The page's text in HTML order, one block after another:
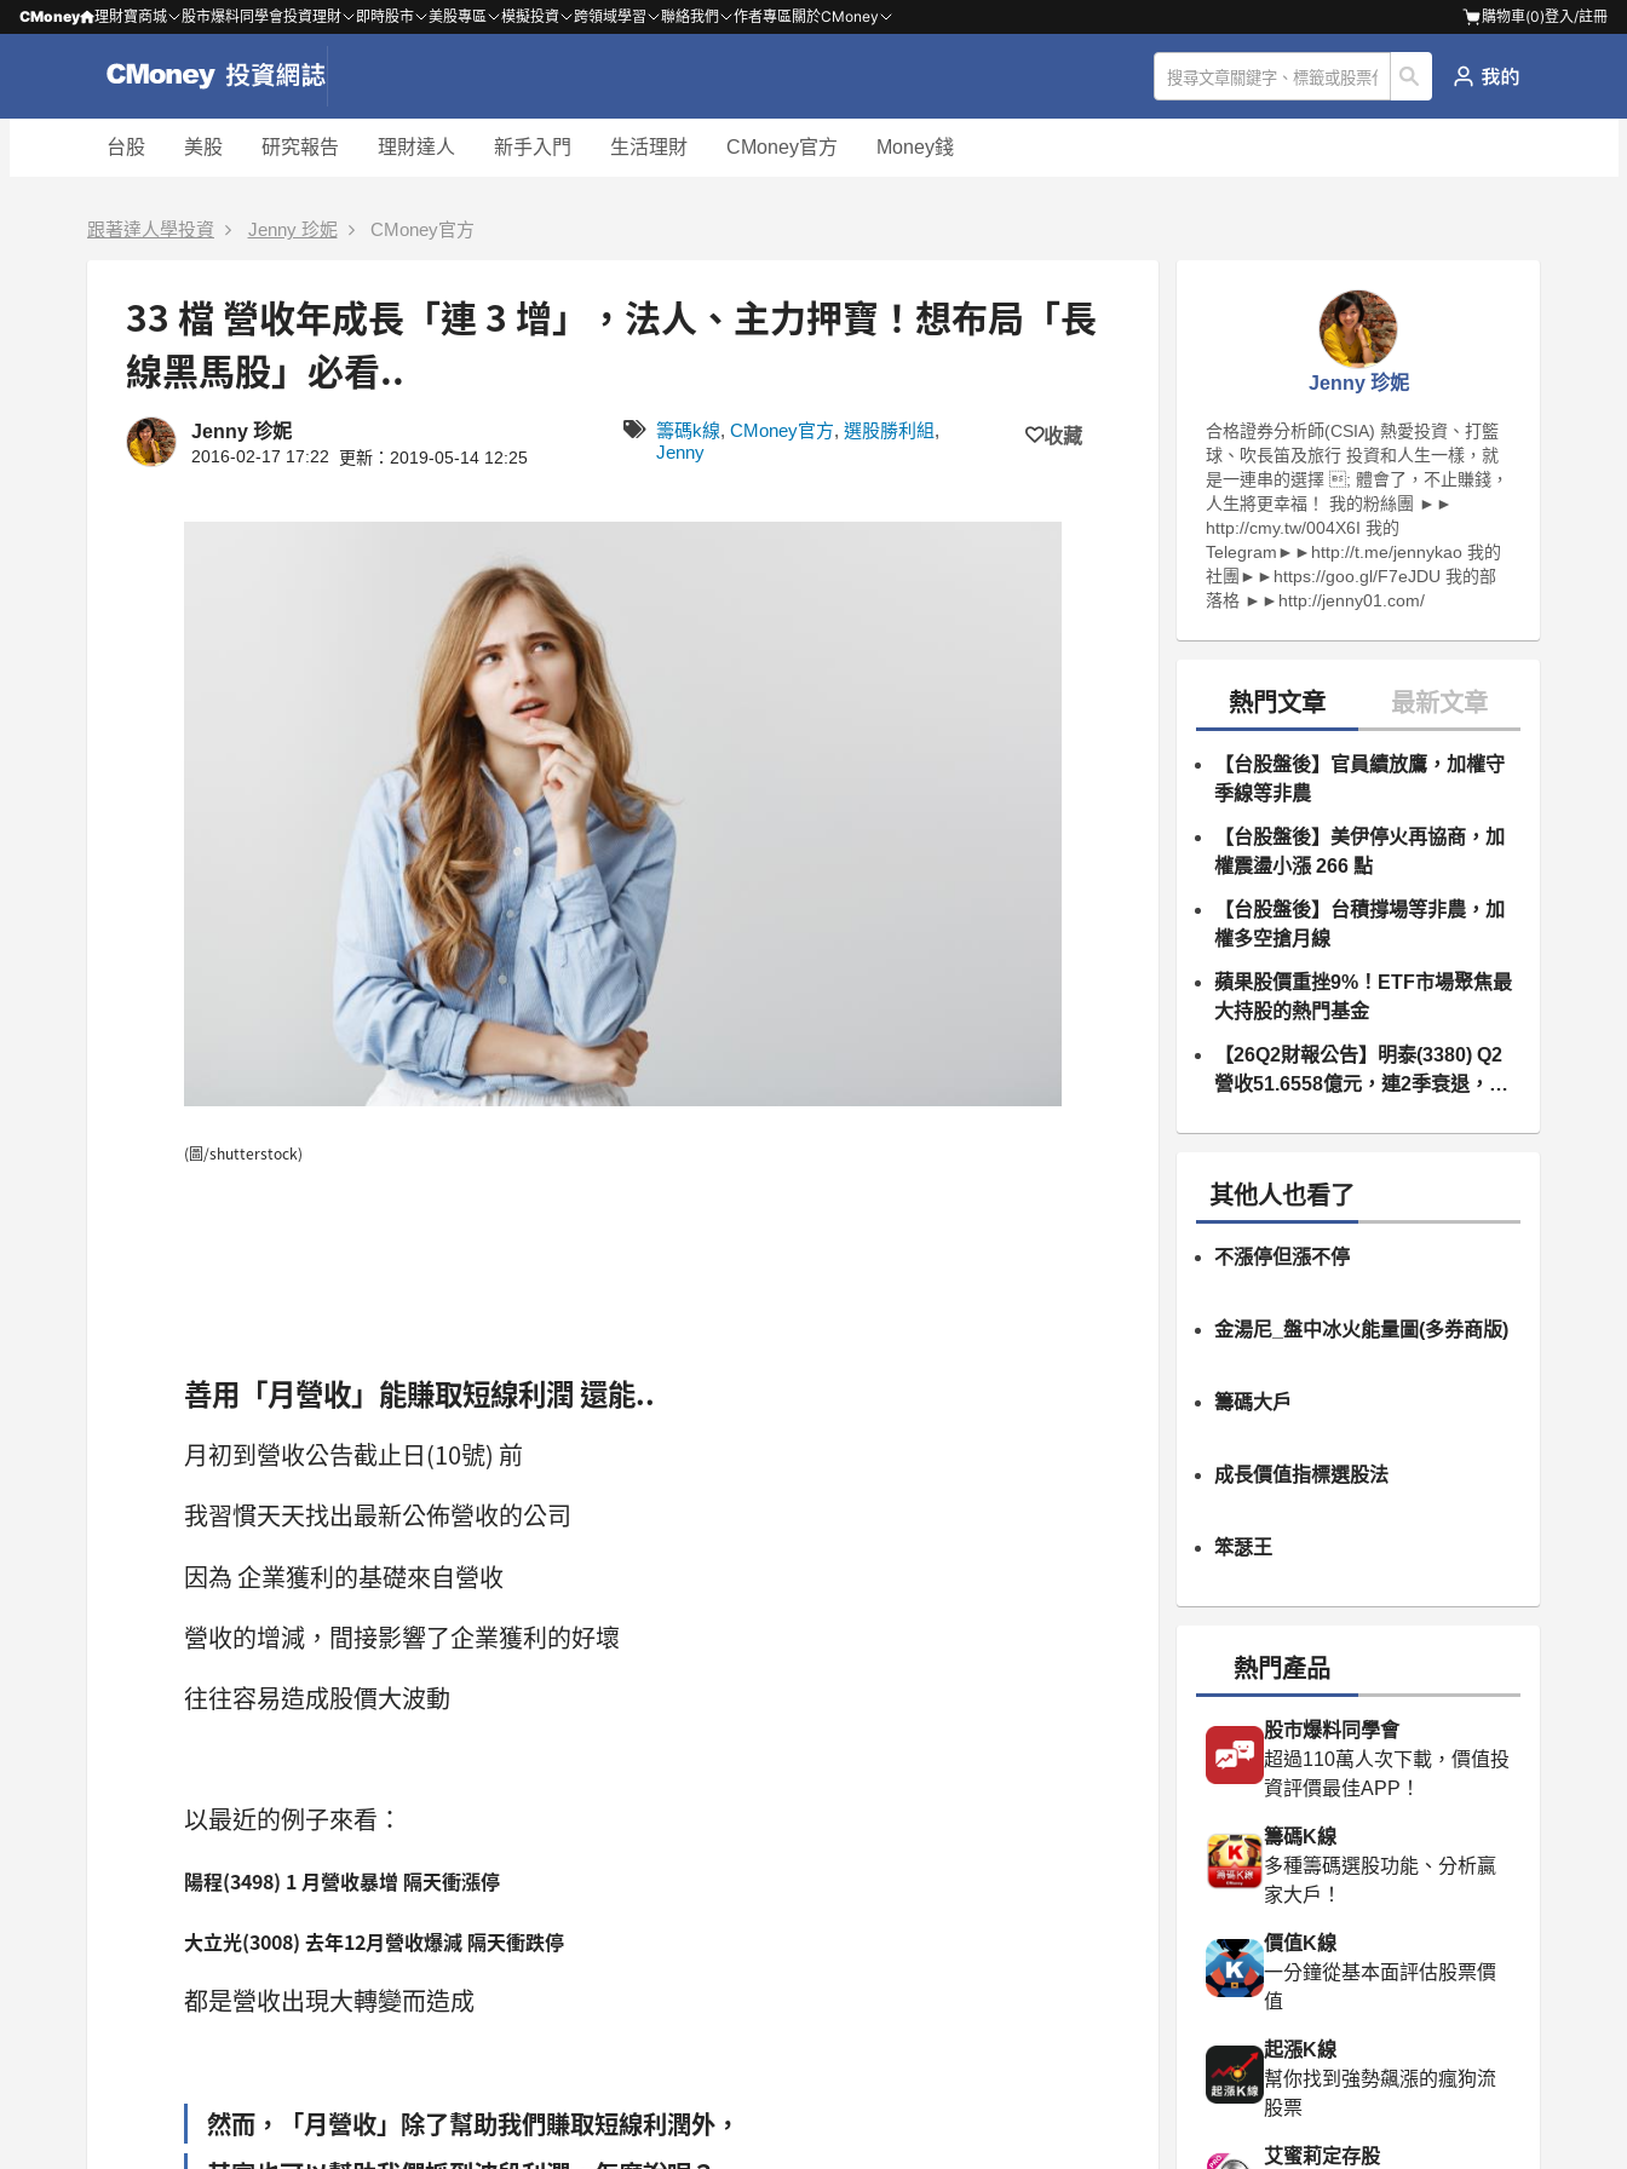
CMoney 理財寶商城 股市爆料同學會投資理財 即時股市 美股專區 模擬投資 跨領域學習 聯絡我們 作者專區關於CMoney 購物車(0)登入/註冊
台股 美股 研究報告 理財達人 新手入門 生活理財 CMoney官方 Money錢
跟著達人學投資 Jenny 珍妮 CMoney官方
33 檔 營收年成長「連 3 增」，法人、主力押寶！想布局「長
線黑馬股」必看..
Jenny 珍妮
2016-02-17 17:22 更新：2019-05-14 12:25
籌碼k線, CMoney官方, 選股勝利組,
Jenny
收藏
(圖/shutterstock)
善用「月營收」能賺取短線利潤 還能..
月初到營收公告截止日(10號) 前
我習慣天天找出最新公佈營收的公司
因為 企業獲利的基礎來自營收
營收的增減，間接影響了企業獲利的好壞
往往容易造成股價大波動
以最近的例子來看：
陽程(3498) 1 月營收暴增 隔天衝漲停
大立光(3008) 去年12月營收爆減 隔天衝跌停
都是營收出現大轉變而造成
然而，「月營收」除了幫助我們賺取短線利潤外，
Jenny 珍妮
合格證券分析師(CSIA) 熱愛投資、打籃
球、吹長笛及旅行 投資和人生一樣，就
是一連串的選擇 ; 體會了，不止賺錢，
人生將更幸福！ 我的粉絲團 ►►
http://cmy.tw/004X6I 我的
Telegram►►http://t.me/jennykao 我的
社團►►https://goo.gl/F7eJDU 我的部
落格 ►►http://jenny01.com/
【台股盤後】官員續放鷹，加權守
季線等非農
【台股盤後】美伊停火再協商，加
權震盪小漲 266 點
【台股盤後】台積撐場等非農，加
權多空搶月線
蘋果股價重挫9%！ETF市場聚焦最
大持股的熱門基金
【26Q2財報公告】明泰(3380) Q2
營收51.6558億元，連2季衰退，季
其他人也看了
不漲停但漲不停
金湯尼_盤中冰火能量圖(多券商版)
籌碼大戶
成長價值指標選股法
笨瑟王
熱門產品
股市爆料同學會
超過110萬人次下載，價值投
資評價最佳APP！
籌碼K線
多種籌碼選股功能、分析贏
家大戶！
價值K線
一分鐘從基本面評估股票價
值
起漲K線
幫你找到強勢飆漲的瘋狗流
股票
艾蜜莉定存股